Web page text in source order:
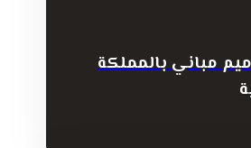
مباني بالمملكة